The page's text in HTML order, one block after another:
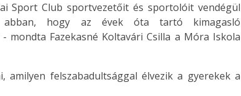
Sport Club sportvezetőit és sportolóit vendégül
abban, hogy az évek óta tartó kimagasló
mondta Fazekasné Koltavári Csilla a Móra Iskola
felszabadultsággal élvezik a gyerekek a